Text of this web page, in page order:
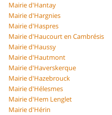
Mairie d'Hantay
Mairie d'Hargnies
Mairie d'Haspres
Mairie d'Haucourt en Cambrésis
Mairie d'Haussy
Mairie d'Hautmont
Mairie d'Haverskerque
Mairie d'Hazebrouck
Mairie d'Hélesmes
Mairie d'Hem Lenglet
Mairie d'Hérin